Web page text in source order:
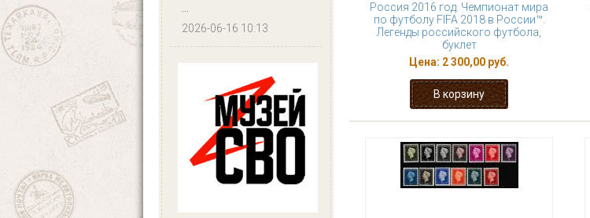
...
2026-06-16 10:13
Россия 2016 год. Чемпионат мира
по футболу FIFA 2018 в России™.
Легенды российского футбола,
буклет
Цена: 2 300,00 руб.